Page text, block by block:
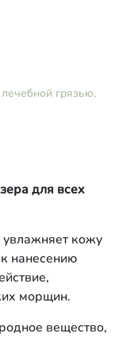
грязью,
для всех
увлажняет кожу
нанесению
морщин.
вещество,